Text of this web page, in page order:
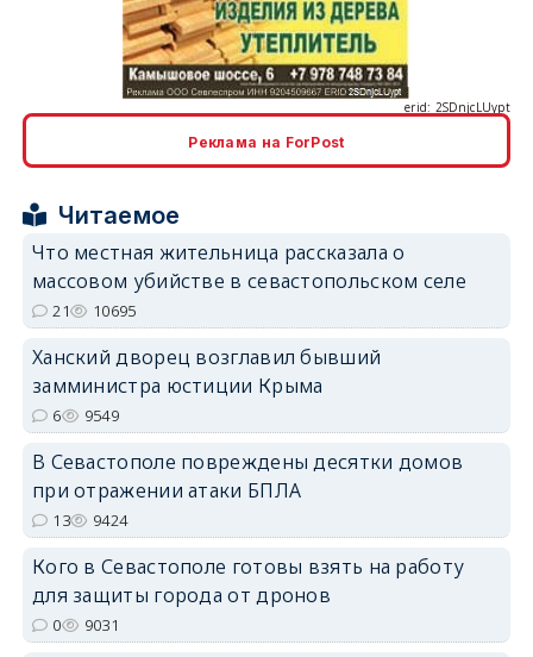
erid: 2SDnjdvhGXG
Реклама на ForPost
Читаемое
Что местная жительница рассказала о
массовом убийстве в севастопольском селе
21 10695
Ханский дворец возглавил бывший
замминистра юстиции Крыма
6 9549
В Севастополе повреждены десятки домов
при отражении атаки БПЛА
13 9424
Кого в Севастополе готовы взять на работу
для защиты города от дронов
0 9031